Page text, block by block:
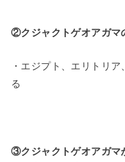
②クジャクトゲオアガマ
・エジプト、エリトリ
る
③クジャクトゲオアガマ